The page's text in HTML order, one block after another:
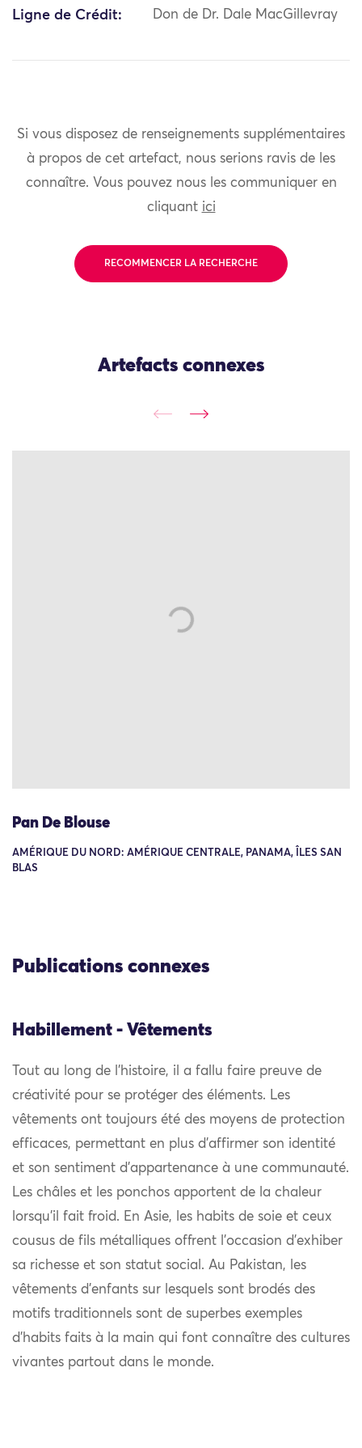
Ligne de Crédit: Don de Dr. Dale MacGillevray
Si vous disposez de renseignements supplémentaires
à propos de cet artefact, nous serions ravis de les
connaître. Vous pouvez nous les communiquer en
cliquant ici
RECOMMENCER LA RECHERCHE
Artefacts connexes
Pan De Blouse
AMÉRIQUE DU NORD: AMÉRIQUE CENTRALE, PANAMA, ÎLES SAN
BLAS
Publications connexes
Habillement - Vêtements
Tout au long de l’histoire, il a fallu faire preuve de
créativité pour se protéger des éléments. Les
vêtements ont toujours été des moyens de protection
efficaces, permettant en plus d’affirmer son identité
et son sentiment d’appartenance à une communauté.
Les châles et les ponchos apportent de la chaleur
lorsqu’il fait froid. En Asie, les habits de soie et ceux
cousus de fils métalliques offrent l’occasion d’exhiber
sa richesse et son statut social. Au Pakistan, les
vêtements d’enfants sur lesquels sont brodés des
motifs traditionnels sont de superbes exemples
d’habits faits à la main qui font connaître des cultures
vivantes partout dans le monde.